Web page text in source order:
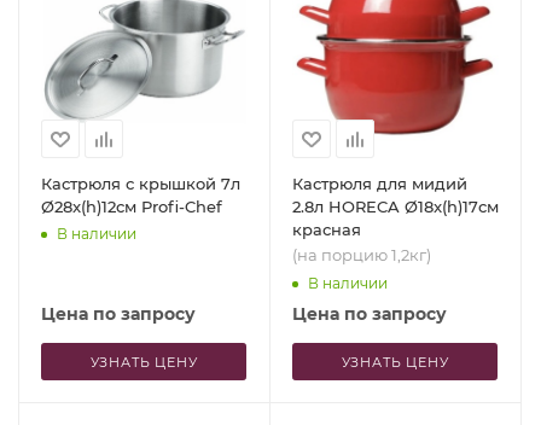
Кастрюля с крышкой 7л
Ø28x(h)12см Profi-Chef
В наличии
Цена по запросу
УЗНАТЬ ЦЕНУ
Кастрюля для мидий
2.8л HORECA Ø18x(h)17см
красная
(на порцию 1,2кг)
В наличии
Цена по запросу
УЗНАТЬ ЦЕНУ